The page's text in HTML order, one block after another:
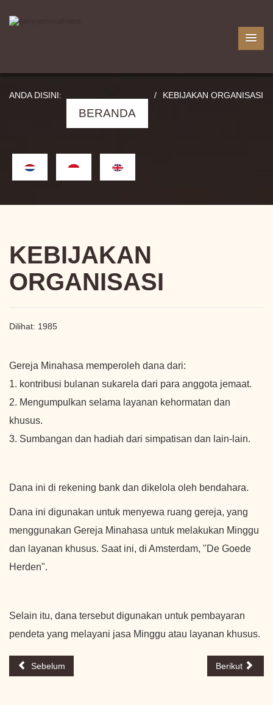
ANDA DISINI:
BERANDA
/ KEBIJAKAN ORGANISASI
KEBIJAKAN
ORGANISASI
Dilihat: 1985
Gereja Minahasa memperoleh dana dari:
1. kontribusi bulanan sukarela dari para anggota jemaat.
2. Mengumpulkan selama layanan kehormatan dan
khusus.
3. Sumbangan dan hadiah dari simpatisan dan lain-lain.
Dana ini di rekening bank dan dikelola oleh bendahara.
Dana ini digunakan untuk menyewa ruang gereja, yang
menggunakan Gereja Minahasa untuk melakukan Minggu
dan layanan khusus. Saat ini, di Amsterdam, "De Goede
Herden".
Selain itu, dana tersebut digunakan untuk pembayaran
pendeta yang melayani jasa Minggu atau layanan khusus.
Sebelum Berikut